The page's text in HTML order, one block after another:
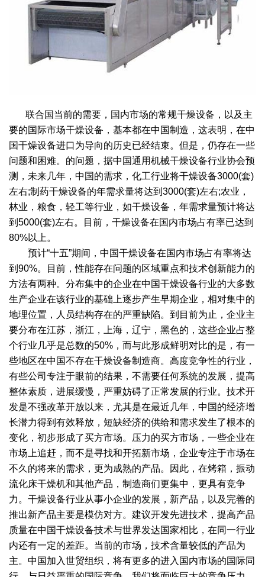
桨叶式干燥系列
载体干燥系列
滚筒干燥系列
烘箱干燥系列
管束干燥系列
干燥配套装置
公益支持
社会责任报告
社会责任
联系我们
联合国当前的需要，国内市场的常规干燥设备，以及主
要的国际市场干燥设备，基本都在中国制造，这表明，在中
国干燥设备进口为导向的历史已经结束。但是，仍存在一些
问题和困难。的问题，据中国通用机械干燥设备行业协会预
测，未来几年，中国的需求，化工行业将干燥设备3000(套)
左右;制药干燥设备的年需求量将达到3000(套)左右;农业，
林业，粮食，轻工等行业，如干燥设备，年需求量预计将达
到5000(套)左右。目前，干燥设备在国内市场占有率已达到
80%以上。
预计“十五”期间，中国干燥设备在国内市场占有率将达
到90%。目前，性能存在问题的区域重点和技术创新能力的
方法有两种。分布集中的企业在中国干燥设备行业的大多数
生产企业在该行业的基础上逐步产生早期企业，相对集中的
地理位置，人员结构存在的严重缺陷。到目前为止，企业主
要分布在江苏，浙江，上海，辽宁，黑色的，这些企业占整
个行业几乎是总数的50%，而与此形成鲜明对比的是，有一
些地区在中国不存在干燥设备制造商。高度竞争性的行业，
有些公司专注于眼前的结果，不需要任何系统的发展，提高
整体素质，进展缓慢，严重妨碍了正常发展的行业。技术开
发是不强改革开放以来，尤其是在最近几年，中国的经济增
长潜力得到有效释放，短缺经济的供给和需求发生了根本的
变化，初步形成了买方市场。压力的买方市场，一些企业在
市场上追赶，而不是寻找和开拓新市场，企业专注于市场在
不久的将来的需求，更为成熟的产品。因此，在烤箱，振动
流化床干燥机和其他产品，制造商们更集中，更具有竞争
力。干燥设备行业从事小企业的发展，新产品，以及完善的
推出新产品主要是模仿对方。建议开发先进技术，提高产品
质量在中国干燥设备技术与世界发达国家相比，在同一行业
内还有一定的差距。当前的市场，技术含量较低的产品为
主。中国加入世贸组织，将有更多的进入国内市场的国际同